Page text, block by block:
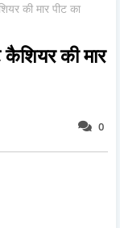
की मार पीट का
की मार
0